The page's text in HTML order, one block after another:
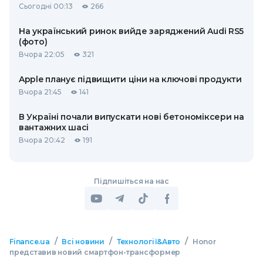
Сьогодні 00:13 266
На український ринок вийде заряджений Audi RS5
(фото)
Вчора 22:05 321
Apple планує підвищити ціни на ключові продукти
Вчора 21:45 141
В Україні почали випускати нові бетономіксери на
вантажних шасі
Вчора 20:42 191
Підпишіться на нас
Finance.ua / Всі новини / Технології&Авто /
Honor
представив новий смартфон-трансформер